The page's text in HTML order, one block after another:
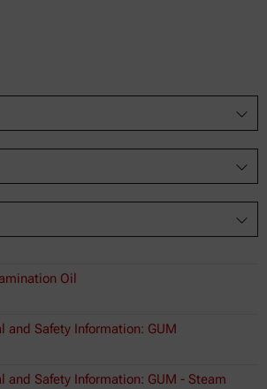
Oil
and Safety Information: GUM
and Safety Information: GUM - Steam